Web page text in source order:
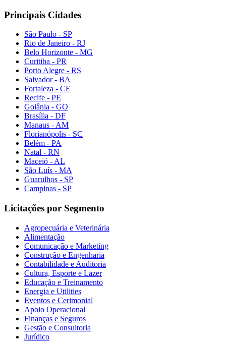
Principais Cidades
São Paulo - SP
Rio de Janeiro - RJ
Belo Horizonte - MG
Curitiba - PR
Porto Alegre - RS
Salvador - BA
Fortaleza - CE
Recife - PE
Goiânia - GO
Brasília - DF
Manaus - AM
Florianópolis - SC
Belém - PA
Natal - RN
Maceió - AL
São Luís - MA
Guarulhos - SP
Campinas - SP
Licitações por Segmento
Agropecuária e Veterinária
Alimentação
Comunicação e Marketing
Construção e Engenharia
Contabilidade e Auditoria
Cultura, Esporte e Lazer
Educação e Treinamento
Energia e Utilities
Eventos e Cerimonial
Apoio Operacional
Finanças e Seguros
Gestão e Consultoria
Jurídico